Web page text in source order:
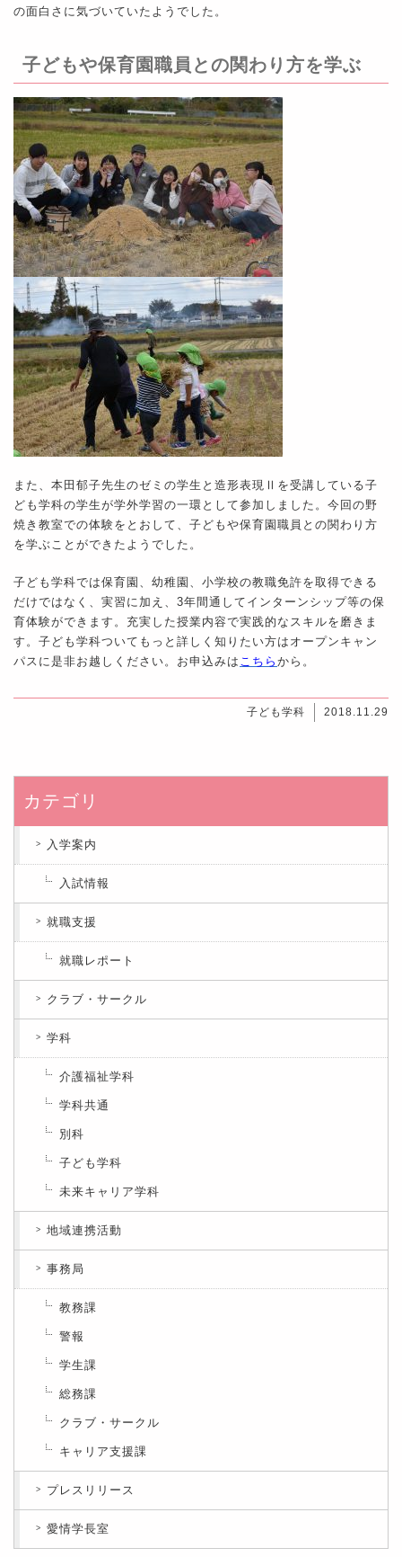
の面白さに気づいていたようでした。
子どもや保育園職員との関わり方を学ぶ
また、本田郁子先生のゼミの学生と造形表現Ⅱを受講している子
ども学科の学生が学外学習の一環として参加しました。今回の野
焼き教室での体験をとおして、子どもや保育園職員との関わり方
を学ぶことができたようでした。
子ども学科では保育園、幼稚園、小学校の教職免許を取得できる
だけではなく、実習に加え、3年間通してインターンシップ等の保
育体験ができます。充実した授業内容で実践的なスキルを磨きま
す。子ども学科ついてもっと詳しく知りたい方はオープンキャン
パスに是非お越しください。お申込みは こちら から。
子ども学科 2018.11.29
カテゴリ
入学案内
入試情報
就職支援
就職レポート
クラブ・サークル
学科
介護福祉学科
学科共通
別科
子ども学科
未来キャリア学科
地域連携活動
事務局
教務課
警報
学生課
総務課
クラブ・サークル
キャリア支援課
プレスリリース
愛情学長室